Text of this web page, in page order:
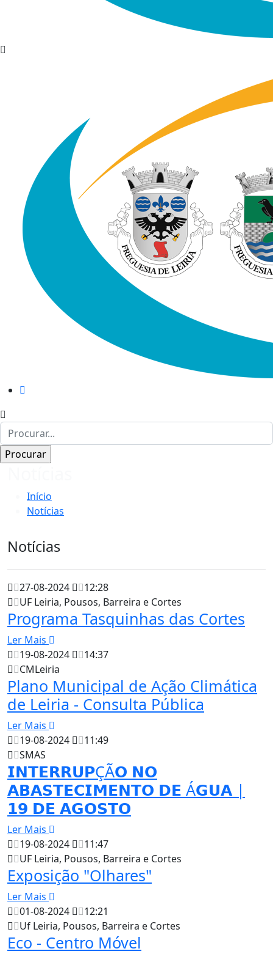
Início
Notícias
Notícias
27-08-2024
12:28
UF Leiria, Pousos, Barreira e Cortes
Programa Tasquinhas das Cortes
Ler Mais
19-08-2024
14:37
CMLeiria
Plano Municipal de Ação Climática
de Leiria - Consulta Pública
Ler Mais
19-08-2024
11:49
SMAS
𝗜𝗡𝗧𝗘𝗥𝗥𝗨𝗣ÇÃ𝗢 𝗡𝗢
𝗔𝗕𝗔𝗦𝗧𝗘𝗖𝗜𝗠𝗘𝗡𝗧𝗢 𝗗𝗘 Á𝗚𝗨𝗔 |
𝟭𝟵 𝗗𝗘 𝗔𝗚𝗢𝗦𝗧𝗢
Ler Mais
19-08-2024
11:47
UF Leiria, Pousos, Barreira e Cortes
Exposição "Olhares"
Ler Mais
01-08-2024
12:21
Uf Leiria, Pousos, Barreira e Cortes
Eco - Centro Móvel